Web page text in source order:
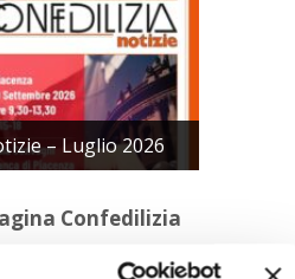
– Luglio 2026
Confedilizia